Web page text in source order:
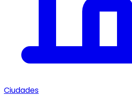
Ciudades